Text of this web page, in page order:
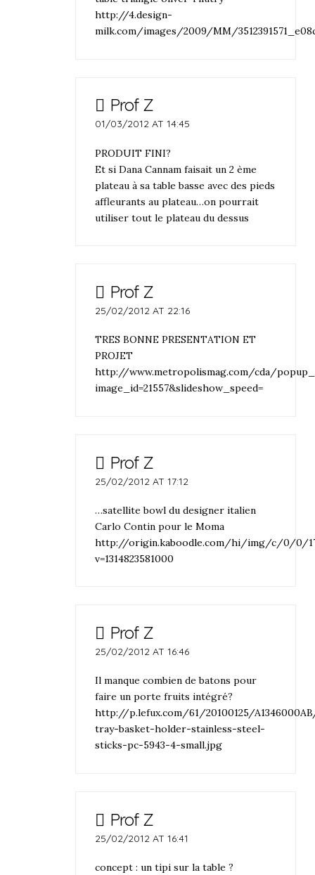
http://4.design-
milk.com/images/2009/MM/
Prof Z
01/03/2012 AT 14:45
PRODUIT FINI?
Et si Dana Cannam faisait un 2 ème
plateau à sa table basse avec des pieds
affleurants au plateau…on pourrait
utiliser tout le plateau du dessus
Prof Z
25/02/2012 AT 22:16
TRES BONNE PRESENTATION ET
PROJET
http://www.metropolismag.com/cda/
image_id=21557&slideshow_speed=
Prof Z
25/02/2012 AT 17:12
…satellite bowl du designer italien
Carlo Contin pour le Moma
http://origin.kaboodle.com/hi/img/c/0/0/
v=1314823581000
Prof Z
25/02/2012 AT 16:46
Il manque combien de batons pour
faire un porte fruits intégré?
http://p.lefux.com/61/20100125/
tray-basket-holder-stainless-steel-
sticks-pc-5943-4-small.jpg
Prof Z
25/02/2012 AT 16:41
concept : un tipi sur la table ?